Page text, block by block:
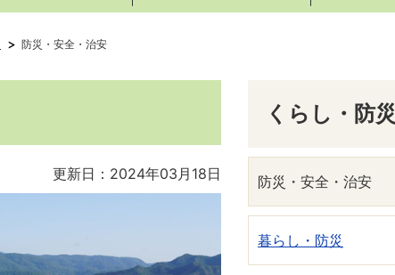
防災・安全・治安
更新日：2024年03月18日
くらし・防災
防災・安全・治安
暮らし・防災